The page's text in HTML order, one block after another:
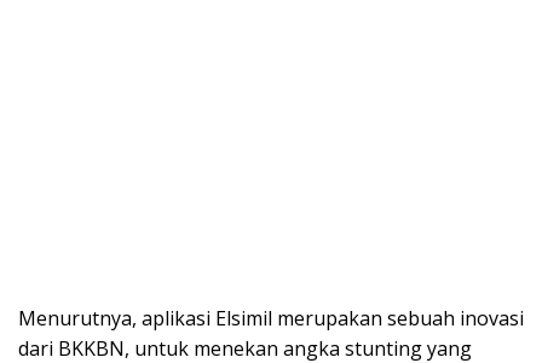
Menurutnya, aplikasi Elsimil merupakan sebuah inovasi
dari BKKBN, untuk menekan angka stunting yang